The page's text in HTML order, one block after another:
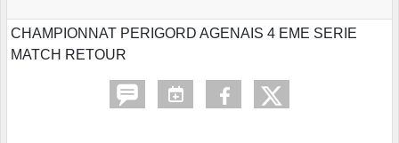
CHAMPIONNAT PERIGORD AGENAIS 4 EME SERIE
MATCH RETOUR